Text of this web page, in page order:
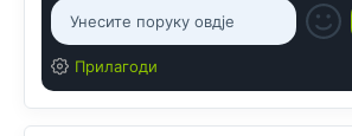
Прилагоди